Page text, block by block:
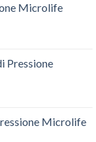
Microlife
Pressione
Microlife